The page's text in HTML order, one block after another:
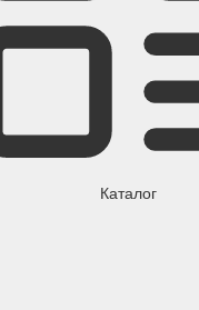
Каталог